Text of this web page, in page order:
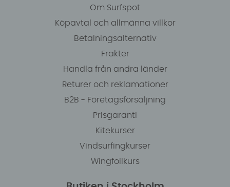
Om Surfspot
Köpavtal och allmänna villkor
Betalningsalternativ
Frakter
Handla från andra länder
Returer och reklamationer
B2B - Företagsförsäljning
Prisgaranti
Kitekurser
Vindsurfingkurser
Wingfoilkurs